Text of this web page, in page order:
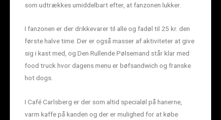
som udtrækkes umiddelbart efter, at fanzonen lukker.
I fanzonen er der drikkevarer til alle og fadøl til 25 kr. den
første halve time. Der er også masser af aktiviteter at give
sig i kast med, og Den Rullende Pølsemand står klar med
food truck hvor dagens menu er bøfsandwich og franske
hot dogs.
I Café Carlsberg er der som altid specialøl på hanerne,
varm kaffe på kanden og der er mulighed for at købe